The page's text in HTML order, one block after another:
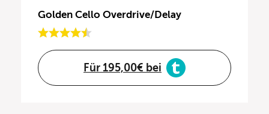
Golden Cello Overdrive/Delay
Für 195,00€ bei